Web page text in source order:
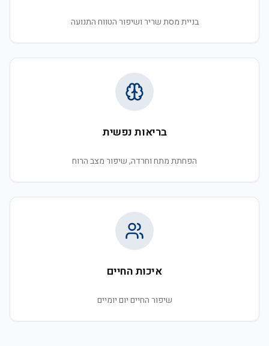
בניית מסת שריר ושיפור הטווח התנועה
בריאות נפשית
הפחתת מתח וחרדה, שיפור מצב הרוח
איכות החיים
שיפור החיים יום יומיים